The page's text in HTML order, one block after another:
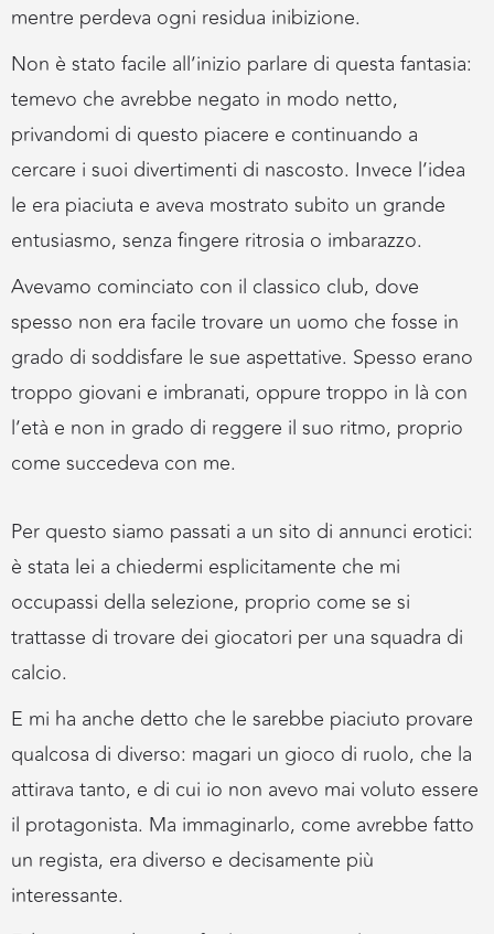
mentre perdeva ogni residua inibizione.
Non è stato facile all’inizio parlare di questa fantasia:
temevo che avrebbe negato in modo netto,
privandomi di questo piacere e continuando a
cercare i suoi divertimenti di nascosto. Invece l’idea
le era piaciuta e aveva mostrato subito un grande
entusiasmo, senza fingere ritrosia o imbarazzo.
Avevamo cominciato con il classico club, dove
spesso non era facile trovare un uomo che fosse in
grado di soddisfare le sue aspettative. Spesso erano
troppo giovani e imbranati, oppure troppo in là con
l’età e non in grado di reggere il suo ritmo, proprio
come succedeva con me.
Per questo siamo passati a un sito di annunci erotici:
è stata lei a chiedermi esplicitamente che mi
occupassi della selezione, proprio come se si
trattasse di trovare dei giocatori per una squadra di
calcio.
E mi ha anche detto che le sarebbe piaciuto provare
qualcosa di diverso: magari un gioco di ruolo, che la
attirava tanto, e di cui io non avevo mai voluto essere
il protagonista. Ma immaginarlo, come avrebbe fatto
un regista, era diverso e decisamente più
interessante.